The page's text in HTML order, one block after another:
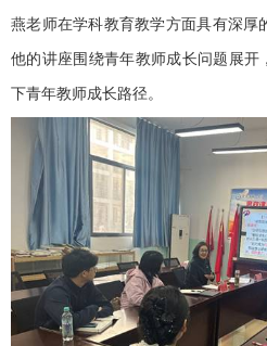
燕老师在学科教育教学方面具有深厚
他的讲座围绕青年教师成长问题展开
下青年教师成长路径。